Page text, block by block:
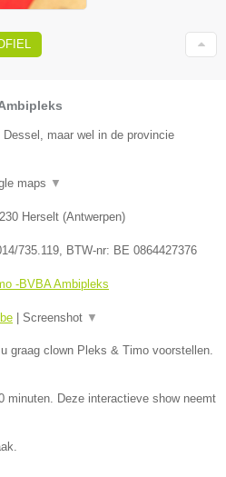
maar wel in de provincie
maps ▼
Herselt (Antwerpen)
735.119 , BTW-nr: BE 0864427376
-BVBA Ambipleks
| Screenshot ▼
graag clown Pleks & Timo voorstellen.
minuten. Deze interactieve show neemt